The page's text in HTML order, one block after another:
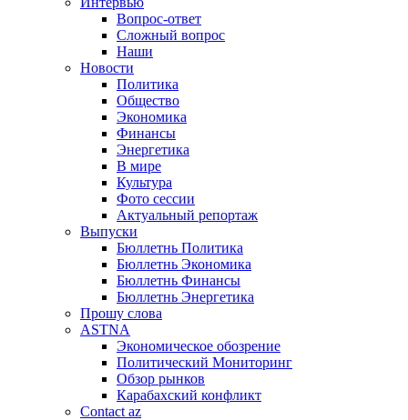
Вопрос-ответ
Сложный вопрос
Наши
Новости
Политика
Общество
Экономика
Финансы
Энергетика
В мире
Культура
Фото сессии
Актуальный репортаж
Выпуски
Бюллетнь Политика
Бюллетнь Экономика
Бюллетнь Финансы
Бюллетнь Энергетика
Прошу слова
ASTNA
Экономическое обозрение
Политический Мониторинг
Обзор рынков
Карабахский конфликт
Contact az